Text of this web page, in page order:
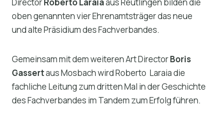
oben genannten vier Ehrenamtsträger das neue
und alte Präsidium des Fachverbandes.
Gemeinsam mit dem weiteren Art DirectorBoris
Gassertaus Mosbach wird Roberto Laraia die
fachliche Leitung zum dritten Mal in der Geschichte
des Fachverbandes im Tandem zum Erfolg führen.